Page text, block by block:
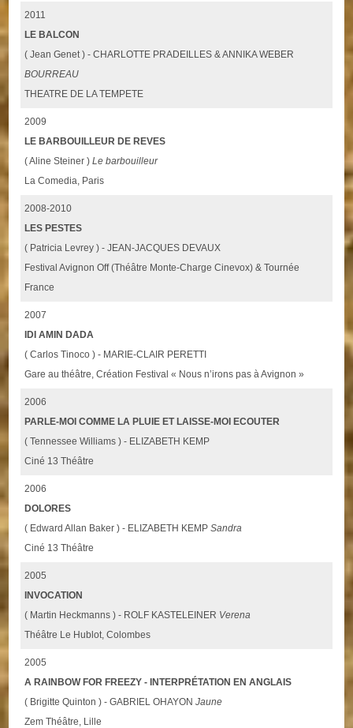
2011
LE BALCON
( Jean Genet ) - CHARLOTTE PRADEILLES & ANNIKA WEBER
BOURREAU
THEATRE DE LA TEMPETE
2009
LE BARBOUILLEUR DE REVES
( Aline Steiner )Le barbouilleur
La Comedia, Paris
2008-2010
LES PESTES
( Patricia Levrey ) - JEAN-JACQUES DEVAUX
Festival Avignon Off (Théâtre Monte-Charge Cinevox) & Tournée
France
2007
IDI AMIN DADA
( Carlos Tinoco ) - MARIE-CLAIR PERETTI
Gare au théâtre, Création Festival « Nous n’irons pas à Avignon »
2006
PARLE-MOI COMME LA PLUIE ET LAISSE-MOI ECOUTER
( Tennessee Williams ) - ELIZABETH KEMP
Ciné 13 Théâtre
2006
DOLORES
( Edward Allan Baker ) - ELIZABETH KEMPSandra
Ciné 13 Théâtre
2005
INVOCATION
( Martin Heckmanns ) - ROLF KASTELEINER Verena
Théâtre Le Hublot, Colombes
2005
A RAINBOW FOR FREEZY - INTERPRÉTATION EN ANGLAIS
( Brigitte Quinton ) - GABRIEL OHAYONJaune
Zem Théâtre, Lille